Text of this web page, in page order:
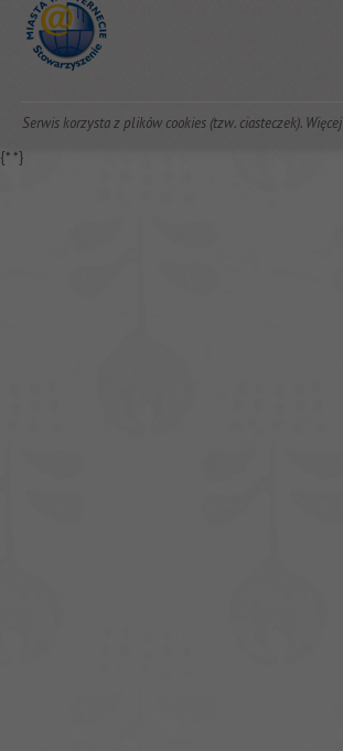
Serwis korzysta z plików cookies (tzw. ciasteczek).
{**}